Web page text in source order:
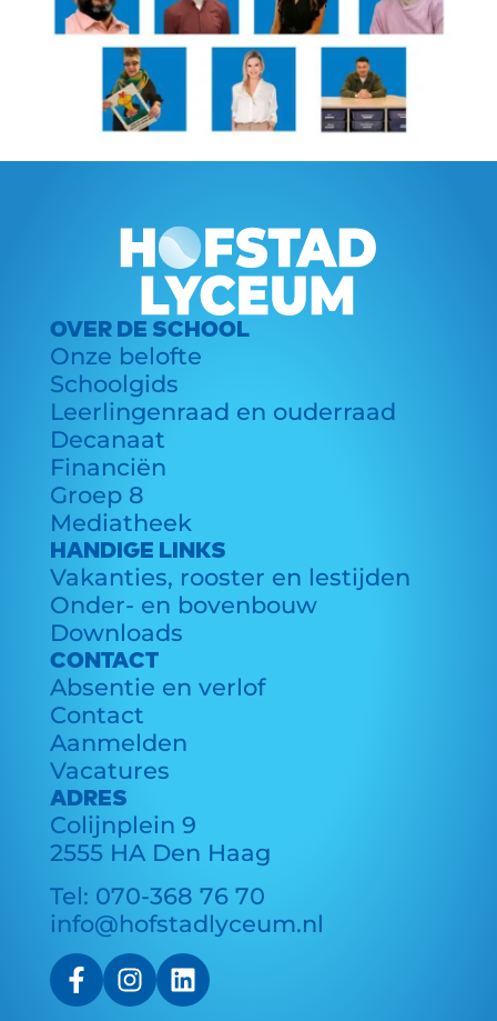
OVER DE SCHOOL
Onze belofte
Schoolgids
Leerlingenraad en ouderraad
Decanaat
Financiën
Groep 8
Mediatheek
HANDIGE LINKS
Vakanties, rooster en lestijden
Onder- en bovenbouw
Downloads
CONTACT
Absentie en verlof
Contact
Aanmelden
Vacatures
ADRES
Colijnplein 9
2555 HA Den Haag
Tel: 070-368 76 70
info@hofstadlyceum.nl